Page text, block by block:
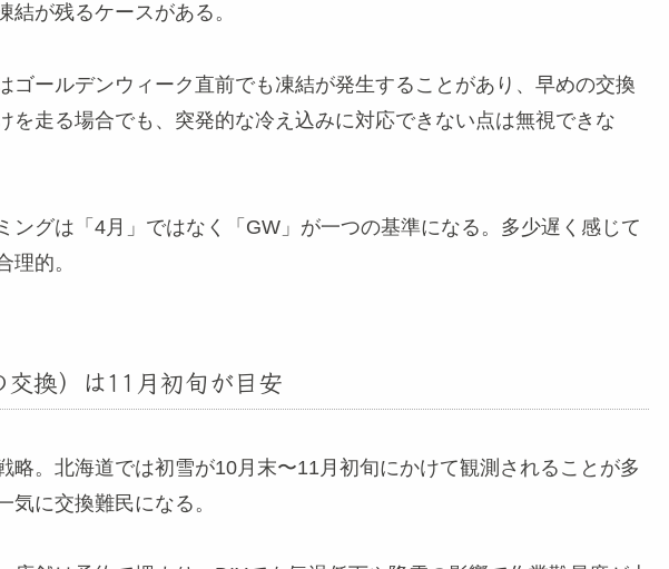
結が残るケースがある。
ゴールデンウィーク直前でも凍結が発生することがあり、早めの交換
を走る場合でも、突発的な冷え込みに対応できない点は無視できな
ングは「4月」ではなく「GW」が一つの基準になる。多少遅く感じて
理的。
換）は11月初旬が目安
略。北海道では初雪が10月末〜11月初旬にかけて観測されることが多
気に交換難民になる。